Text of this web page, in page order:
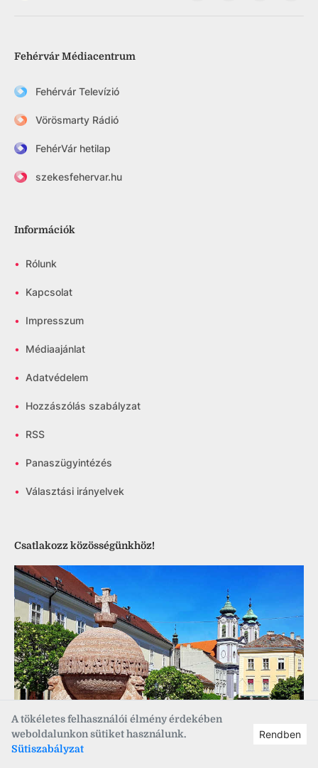
A tökéletes felhasználói élmény érdekében
weboldalunkon sütiket használunk.
Sütiszabályzat
Rendben
Fehérvár Médiacentrum
Fehérvár Televízió
Vörösmarty Rádió
FehérVár hetilap
szekesfehervar.hu
Információk
• Rólunk
• Kapcsolat
• Impresszum
• Médiaajánlat
• Adatvédelem
• Hozzászólás szabályzat
• RSS
• Panaszügyintézés
• Választási irányelvek
Csatlakozz közösségünkhöz!